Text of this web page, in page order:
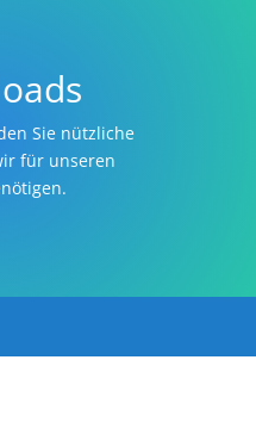
Sie nützliche
für unseren